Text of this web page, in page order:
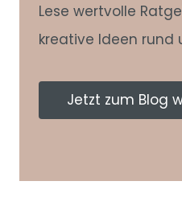
Lese wertvolle
kreative Ideen rund
Jetzt zum Blog